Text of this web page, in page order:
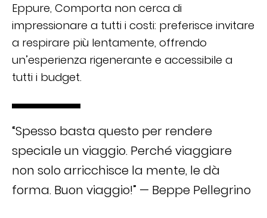
Eppure, Comporta non cerca di
impressionare a tutti i costi: preferisce invitare
a respirare più lentamente, offrendo
un’esperienza rigenerante e accessibile a
tutti i budget.
“Spesso basta questo per rendere
speciale un viaggio. Perché viaggiare
non solo arricchisce la mente, le dà
forma. Buon viaggio!” — Beppe Pellegrino